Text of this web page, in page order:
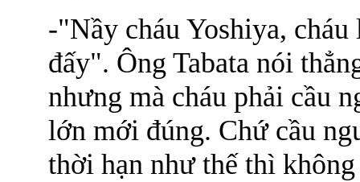
-"Nầy cháu Yoshiya,
đấy". Ông Tabata nói
nhưng mà cháu phải cầu
lớn mới đúng. Chứ cầu
thời hạn như thế thì